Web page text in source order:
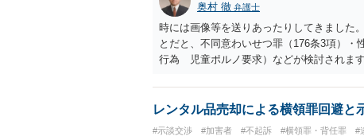
奥村 徹 弁護士
時には画像等を送りあったりしてきました
とだと、不同意わいせつ罪（176条3項）
行為 児童ポルノ要求）などが検討されま
レンタル品売却による横領罪回避と
#示談交渉 #加害者 #不起訴 #横領罪・背任罪 #